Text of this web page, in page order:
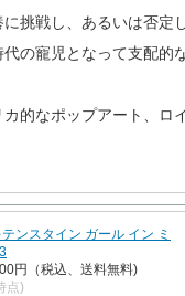
挑戦し、あるいは否定
の寵児となって支配的
的なポップアート、ロ
ンスタイン ガール イン ミ
円（税込、送料無料)
点)